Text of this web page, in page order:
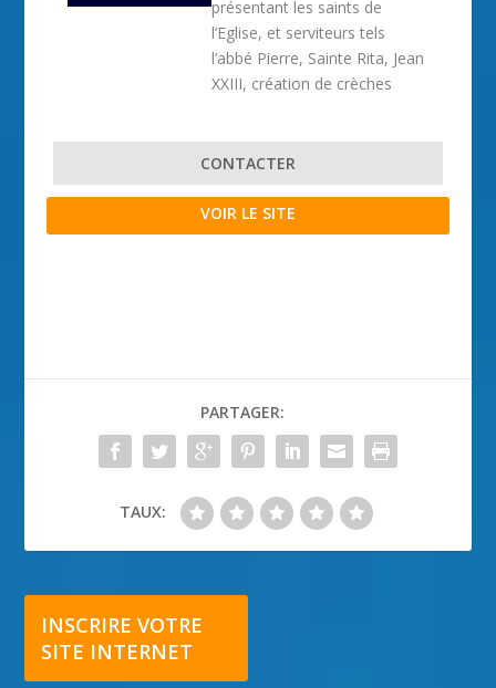
présentant les saints de
l’Eglise, et serviteurs tels
l’abbé Pierre, Sainte Rita, Jean
XXIII, création de crèches
CONTACTER
VOIR LE SITE
PARTAGER:
TAUX:
INSCRIRE VOTRE
SITE INTERNET